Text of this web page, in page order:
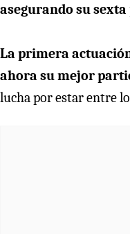
asegurando su
La primera
ahora su mejor
lucha por estar entre